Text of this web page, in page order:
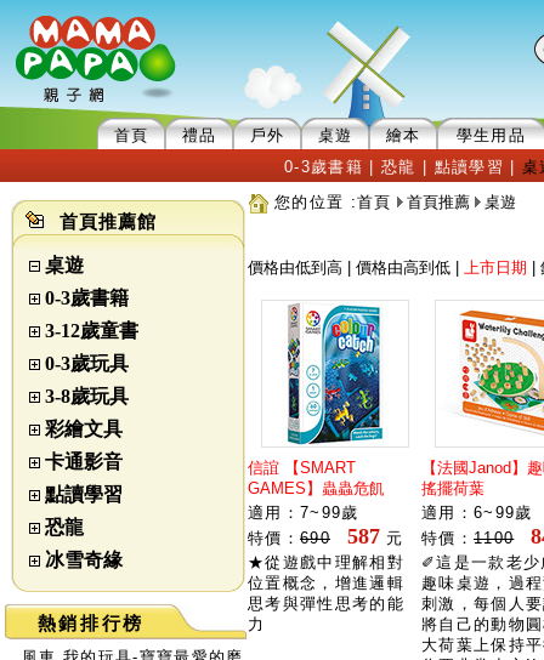
首頁 禮品 戶外 桌遊 繪本
學生用品
0-3歲書籍
恐龍 點讀學習 |桌
首頁推薦館
桌遊
0-3歲書籍
3-12歲童書
0-3歲玩具
3-8歲玩具
彩繪文具
卡通影音
點讀學習
恐龍
冰雪奇緣
熱銷排行榜
您的位置 :首頁 首頁推薦 桌遊
價格由低到高 價格由高到低 上市日期
信誼 【SMART
GAMES】蟲蟲危飢
適用：7~99歲
特價： 690 587 元
★從遊戲中理解相對
位置概念，增進邏輯
思考與彈性思考的能
力
【法國Janod】
搖擺荷葉
適用：6~99歲
特價： 1100
✐這是一款老少
趣味桌遊，過
刺激，每個人
將自己的動物
大荷葉上保持